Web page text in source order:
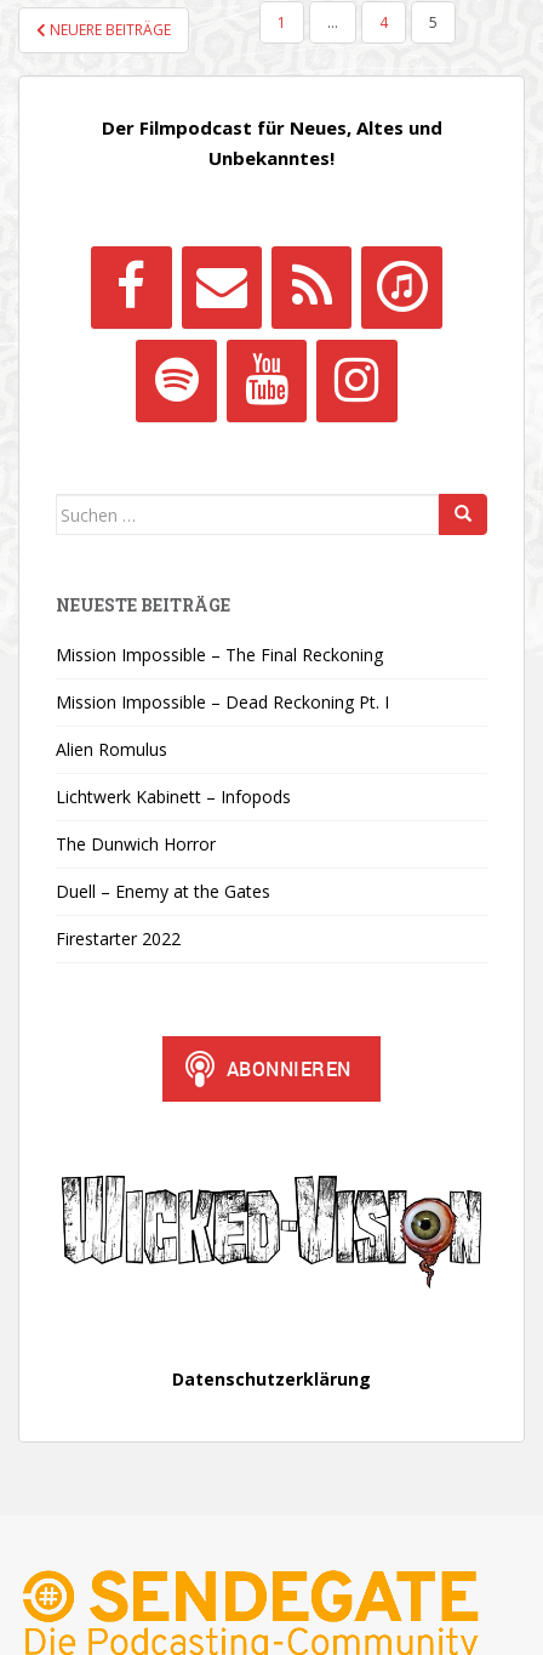
SEITENNUMMERIERUNG
DER
BEITRÄGE
NEUERE BEITRÄGE 1 … 4 5
Der Filmpodcast für Neues, Altes und
Unbekanntes!
Suchen
NEUESTE BEITRÄGE
Mission Impossible – The Final Reckoning
Mission Impossible – Dead Reckoning Pt. I
Alien Romulus
Lichtwerk Kabinett – Infopods
The Dunwich Horror
Duell – Enemy at the Gates
Firestarter 2022
Datenschutzerklärung